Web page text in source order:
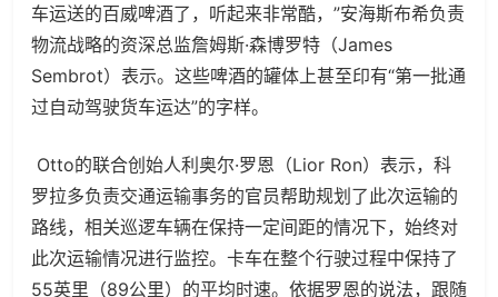
车运送的百威啤酒了，听起来非常酷，”安海斯布希负责
物流战略的资深总监詹姆斯·森博罗特（James
Sembrot）表示。这些啤酒的罐体上甚至印有“第一批通
过自动驾驶货车运达”的字样。
Otto的联合创始人利奥尔·罗恩（Lior Ron）表示，科
罗拉多负责交通运输事务的官员帮助规划了此次运输的
路线，相关巡逻车辆在保持一定间距的情况下，始终对
此次运输情况进行监控。卡车在整个行驶过程中保持了
55英里（89公里）的平均时速。依据罗恩的说法，跟随